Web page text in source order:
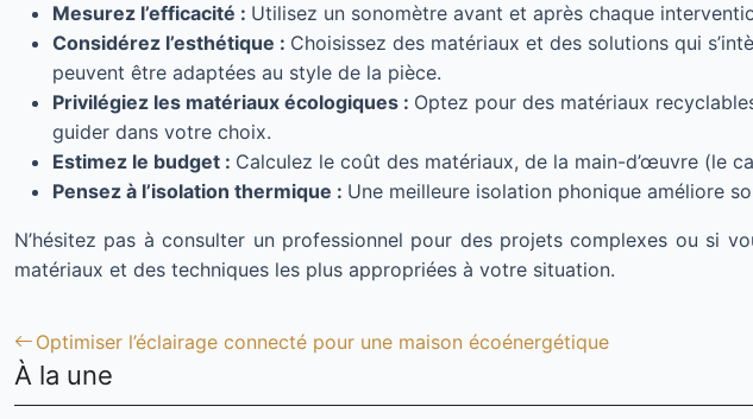
Mesurez l’efficacité : Utilisez un sonomètre avant et après chaque
Considérez l’esthétique : Choisissez des matériaux et des solutions qui
peuvent être adaptées au style de la pièce.
Privilégiez les matériaux écologiques : Optez pour des matériaux
guider dans votre choix.
Estimez le budget : Calculez le coût des matériaux, de la main-d’œuvre (le
Pensez à l’isolation thermique : Une meilleure isolation phonique améliore
N’hésitez pas à consulter un professionnel pour des projets complexes ou si
matériaux et des techniques les plus appropriées à votre situation.
Optimiser l’éclairage connecté pour une maison écoénergétique
À la une